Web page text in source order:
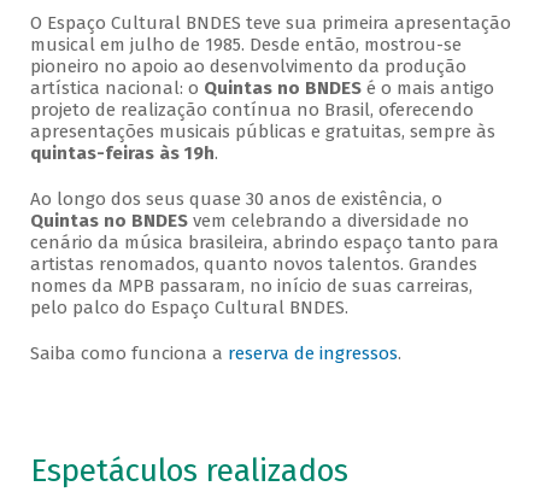
O Espaço Cultural BNDES teve sua primeira apresentação
musical em julho de 1985. Desde então, mostrou-se
pioneiro no apoio ao desenvolvimento da produção
artística nacional: o Quintas no BNDESé o mais antigo
projeto de realização contínua no Brasil, oferecendo
apresentações musicais públicas e gratuitas, sempre às
quintas-feiras às 19h.
Ao longo dos seus quase 30 anos de existência, o
Quintas no BNDESvem celebrando a diversidade no
cenário da música brasileira, abrindo espaço tanto para
artistas renomados, quanto novos talentos. Grandes
nomes da MPB passaram, no início de suas carreiras,
pelo palco do Espaço Cultural BNDES.
Saiba como funciona a reserva de ingressos.
Espetáculos realizados